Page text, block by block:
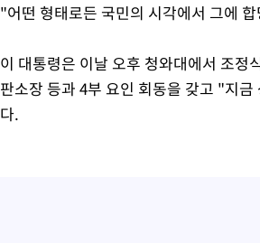
"어떤 형태로든 국민의 시각에서 그에
이 대통령은 이날 오후 청와대에서 조정
판소장 등과 4부 요인 회동을 갖고 "지
다.